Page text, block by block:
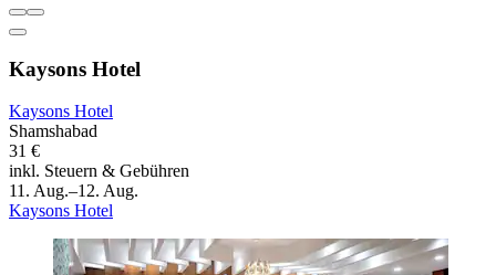
Kaysons Hotel
Kaysons Hotel
Shamshabad
31 €
inkl. Steuern & Gebühren
11. Aug.–12. Aug.
Kaysons Hotel